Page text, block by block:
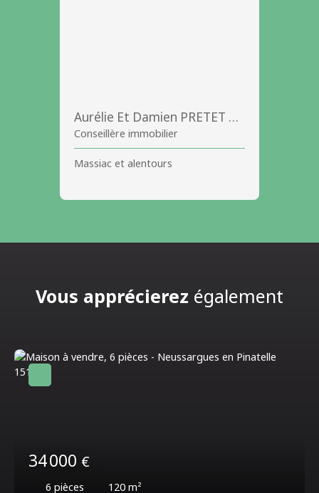
Aurélie Et Damien PRETET et BRIOUDE
Conseillère immobilier
Massiac et alentours
Vous apprécierez également
34 000 €
6 pièces 120 m²